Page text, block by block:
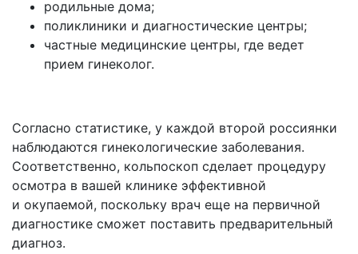
родильные дома;
поликлиники и диагностические центры;
частные медицинские центры, где ведет
прием гинеколог.
Согласно статистике, у каждой второй россиянки
наблюдаются гинекологические заболевания.
Соответственно, кольпоскоп сделает процедуру
осмотра в вашей клинике эффективной
и окупаемой, поскольку врач еще на первичной
диагностике сможет поставить предварительный
диагноз.